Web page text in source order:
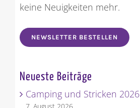
keine Neuigkeiten mehr.
NEWSLETTER BESTELLEN
Neueste Beiträge
Camping und Stricken 2026
7. August 2026